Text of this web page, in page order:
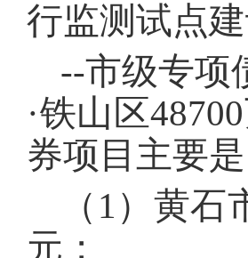
行监测试点
--市级专项
·铁山区
券项目主要是
（1）黄
元；